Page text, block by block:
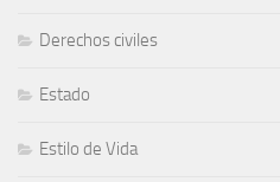
Derechos civiles
Estado
Estilo de Vida